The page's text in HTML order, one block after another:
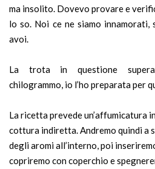
ma insolito. Dovevo provare e
lo so. Noi ce ne siamo innamorati,
avoi.
La trota in questione
chilogrammo, io l’ho preparata per
La ricetta prevede un’affumicatura
cottura indiretta. Andremo quindi a
degli aromi all’interno, poi
copriremo con coperchio e